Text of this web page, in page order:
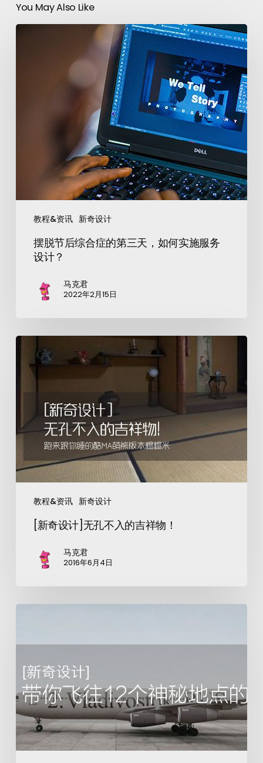
You May Also Like
教程&资讯 新奇设计
摆脱节后综合症的第三天，如何实施服务
设计？
马克君
2022年2月15日
教程&资讯 新奇设计
[新奇设计]无孔不入的吉祥物！
马克君
2016年6月4日